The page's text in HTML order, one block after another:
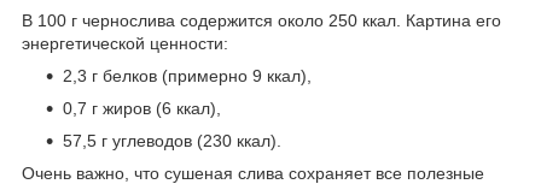
В 100 г чернослива содержится около 250 ккал. Картина его
энергетической ценности:
2,3 г белков (примерно 9 ккал),
0,7 г жиров (6 ккал),
57,5 г углеводов (230 ккал).
Очень важно, что сушеная слива сохраняет все полезные